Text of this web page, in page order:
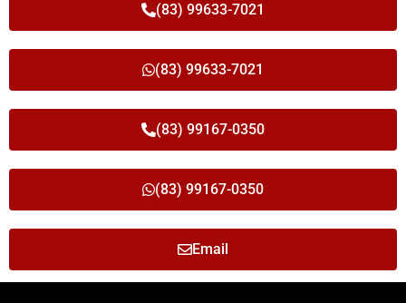
(83) 99633-7021
(83) 99633-7021
(83) 99167-0350
(83) 99167-0350
Email